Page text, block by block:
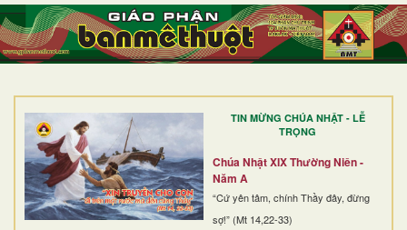
TIN MỪNG CHÚA NHẬT - LỄ
TRỌNG
Chúa Nhật XIX Thường Niên -
Năm A
“Cứ yên tâm, chính Thầy đây, đừng
sợ!” (Mt 14,22-33)
TRANG NHẤT
GIỚI THIỆU
DÒNG TU
BAN MỤC VỤ
ĐOÀN THỂ CG